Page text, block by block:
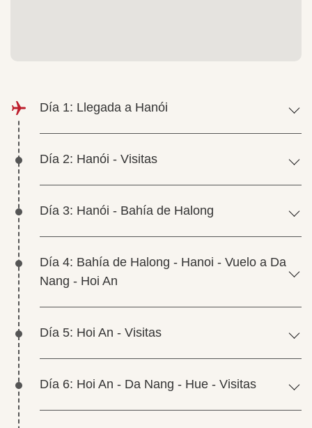
Día 1: Llegada a Hanói
Día 2: Hanói - Visitas
Día 3: Hanói - Bahía de Halong
Día 4: Bahía de Halong - Hanoi - Vuelo a Da
Nang - Hoi An
Día 5: Hoi An - Visitas
Día 6: Hoi An - Da Nang - Hue - Visitas